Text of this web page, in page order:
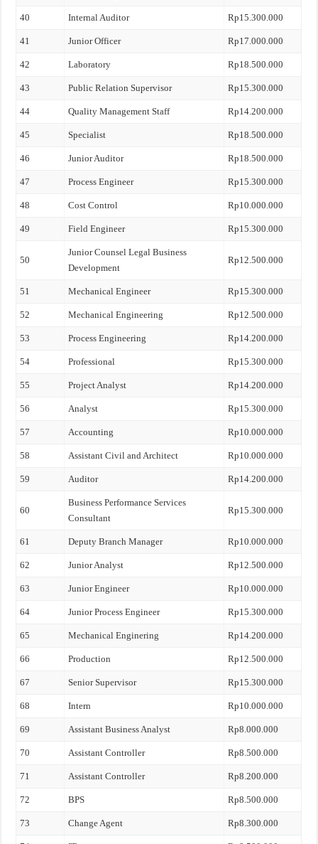
40 Internal Auditor Rp15.300.000
41 Junior Officer Rp17.000.000
42 Laboratory Rp18.500.000
43 Public Relation Supervisor Rp15.300.000
44 Quality Management Staff Rp14.200.000
45 Specialist Rp18.500.000
46 Junior Auditor Rp18.500.000
47 Process Engineer Rp15.300.000
48 Cost Control Rp10.000.000
49 Field Engineer Rp15.300.000
50
Junior Counsel Legal Business
Development
Rp12.500.000
51 Mechanical Engineer Rp15.300.000
52 Mechanical Engineering Rp12.500.000
53 Process Engineering Rp14.200.000
54 Professional Rp15.300.000
55 Project Analyst Rp14.200.000
56 Analyst Rp15.300.000
57 Accounting Rp10.000.000
58 Assistant Civil and Architect Rp10.000.000
59 Auditor Rp14.200.000
60
Business Performance Services
Consultant
Rp15.300.000
61 Deputy Branch Manager Rp10.000.000
62 Junior Analyst Rp12.500.000
63 Junior Engineer Rp10.000.000
64 Junior Process Engineer Rp15.300.000
65 Mechanical Enginering Rp14.200.000
66 Production Rp12.500.000
67 Senior Supervisor Rp15.300.000
68 Intern Rp10.000.000
69 Assistant Business Analyst Rp8.000.000
70 Assistant Controller Rp8.500.000
71 Assistant Controller Rp8.200.000
72 BPS Rp8.500.000
73 Change Agent Rp8.300.000